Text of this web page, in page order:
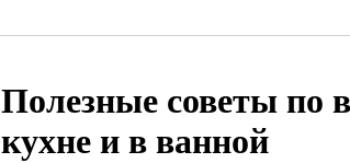
Полезные советы по
кухне и в ванной